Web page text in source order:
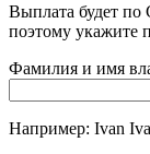
Выплата будет
поэтому укажите
Фамилия и имя
Например: Ivan